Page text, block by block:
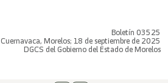
Boletín 03525
Cuernavaca, Morelos; 18 de septiembre de 2025
DGCS del Gobierno del Estado de Morelos